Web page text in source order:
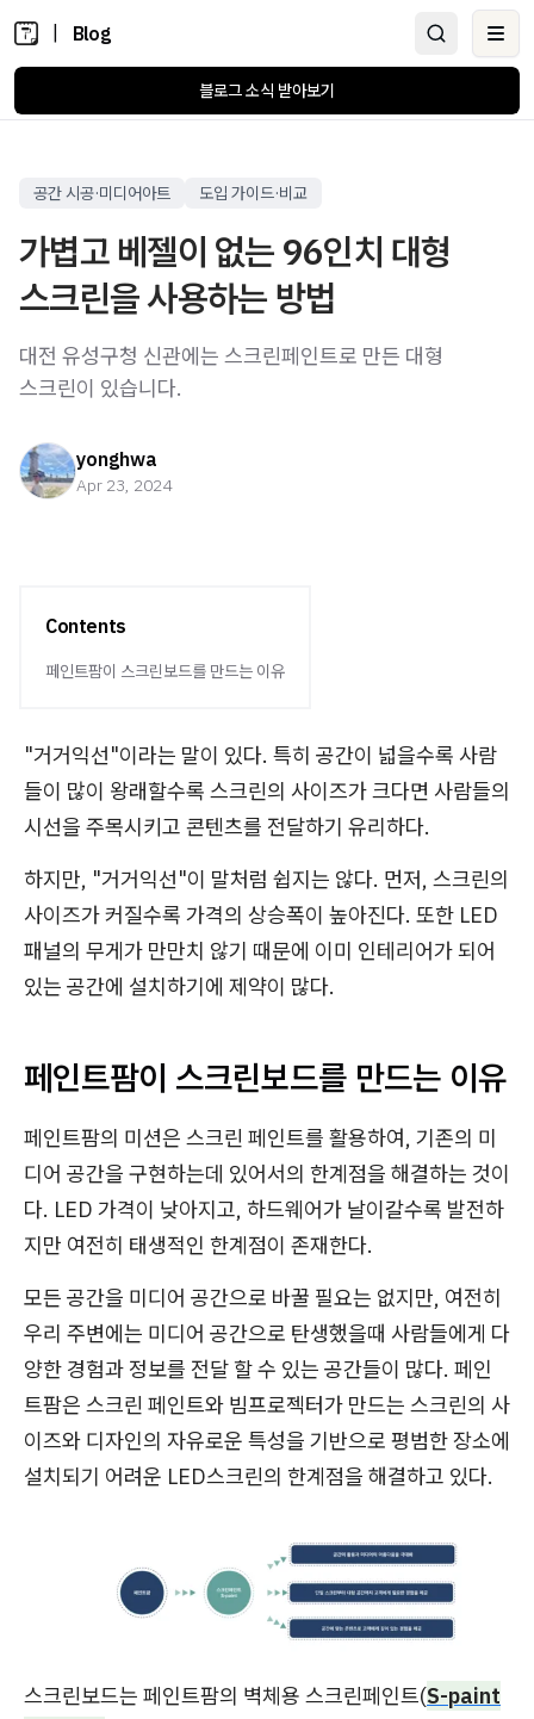
Blog
블로그 소식 받아보기
공간 시공·미디어아트 도입 가이드·비교
가볍고 베젤이 없는 96인치 대형
스크린을 사용하는 방법
대전 유성구청 신관에는 스크린페인트로 만든 대형
스크린이 있습니다.
yonghwa
Apr 23, 2024
Contents
페인트팜이 스크린보드를 만드는 이유
"거거익선"이라는 말이 있다. 특히 공간이 넓을수록 사람
들이 많이 왕래할수록 스크린의 사이즈가 크다면 사람들의
시선을 주목시키고 콘텐츠를 전달하기 유리하다.
하지만, "거거익선"이 말처럼 쉽지는 않다. 먼저, 스크린의
사이즈가 커질수록 가격의 상승폭이 높아진다. 또한 LED
패널의 무게가 만만치 않기 때문에 이미 인테리어가 되어
있는 공간에 설치하기에 제약이 많다.
페인트팜이 스크린보드를 만드는 이유
페인트팜의 미션은 스크린 페인트를 활용하여, 기존의 미
디어 공간을 구현하는데 있어서의 한계점을 해결하는 것이
다. LED 가격이 낮아지고, 하드웨어가 날이갈수록 발전하
지만 여전히 태생적인 한계점이 존재한다.
모든 공간을 미디어 공간으로 바꿀 필요는 없지만, 여전히
우리 주변에는 미디어 공간으로 탄생했을때 사람들에게 다
양한 경험과 정보를 전달 할 수 있는 공간들이 많다. 페인
트팜은 스크린 페인트와 빔프로젝터가 만드는 스크린의 사
이즈와 디자인의 자유로운 특성을 기반으로 평범한 장소에
설치되기 어려운 LED스크린의 한계점을 해결하고 있다.
스크린보드는 페인트팜의 벽체용 스크린페인트(S-paint